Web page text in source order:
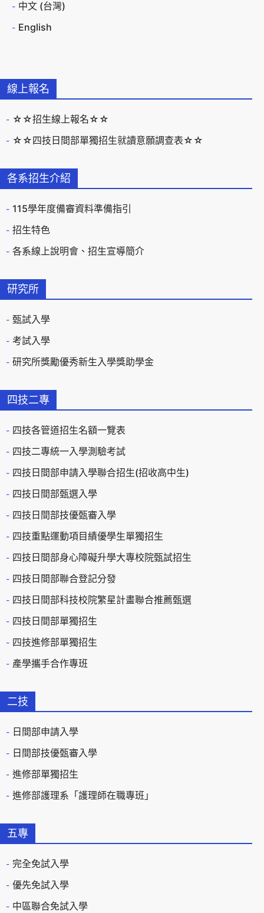
線上報名
☆☆招生線上報名☆☆
☆☆四技日間部單獨招生就讀意願調查表☆☆
各系招生介紹
115學年度備審資料準備指引
招生特色
各系線上說明會、招生宣導簡介
研究所
甄試入學
考試入學
研究所獎勵優秀新生入學獎助學金
四技二專
四技各管道招生名額一覽表
四技二專統一入學測驗考試
四技日間部申請入學聯合招生(招收高中生)
四技日間部甄選入學
四技日間部技優甄審入學
四技重點運動項目績優學生單獨招生
四技日間部身心障礙升學大專校院甄試招生
四技日間部聯合登記分發
四技日間部科技校院繁星計畫聯合推薦甄選
四技日間部單獨招生
四技進修部單獨招生
產學攜手合作專班
二技
日間部申請入學
日間部技優甄審入學
進修部單獨招生
進修部護理系「護理師在職專班」
五專
完全免試入學
優先免試入學
中區聯合免試入學
中文 (台灣)
English